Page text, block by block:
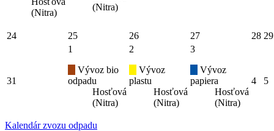
(Nitra)
(Nitra)
24 25 26 27 28 29
31
1
Vývoz bio
odpadu
Hosťová
(Nitra)
2
Vývoz
plastu
Hosťová
(Nitra)
3
Vývoz
papiera
Hosťová
(Nitra)
4 5
Kalendár zvozu odpadu